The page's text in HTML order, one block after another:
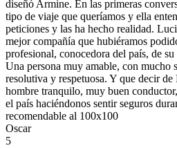
diseñó Armine. En las primeras
tipo de viaje que queríamos y ella
peticiones y las ha hecho realidad.
mejor compañía que hubiéramos
profesional, conocedora del país, de
Una persona muy amable, con mucho
resolutiva y respetuosa. Y que decir
hombre tranquilo, muy buen
el país haciéndonos sentir seguros
recomendable al 100x100
Oscar
5